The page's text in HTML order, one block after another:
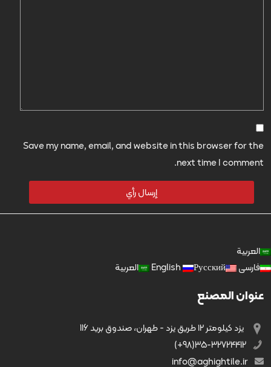
Save my name, email, and website in this browser for the
next time I comment.
العربية
فارسی
English Русский العربية
عنوان المصنع
يزد کیلومتر ۱۲ طریق يزد - طهران، صندوق بريد 116